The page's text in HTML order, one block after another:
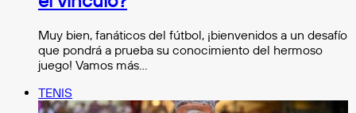
Muy bien, fanáticos del fútbol, ¡bienvenidos a un desafío
que pondrá a prueba su conocimiento del hermoso
juego! Vamos más…
TENIS